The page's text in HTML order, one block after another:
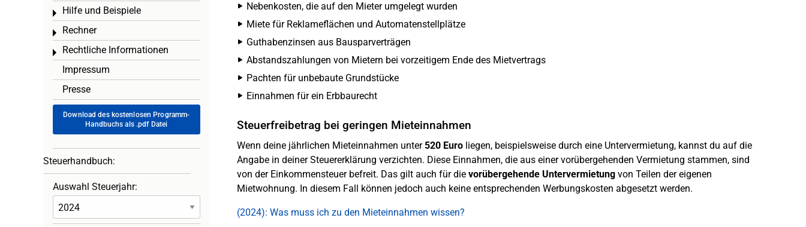
Nebenkosten, die auf den Mieter umgelegt wurden
Miete für Reklameflächen und Automatenstellplätze
Guthabenzinsen aus Bausparverträgen
Abstandszahlungen von Mietern bei vorzeitigem Ende des Mietvertrags
Pachten für unbebaute Grundstücke
Einnahmen für ein Erbbaurecht
Steuerfreibetrag bei geringen Mieteinnahmen
Wenn deine jährlichen Mieteinnahmen unter520 Euroliegen, beispielsweise durch eine Untervermietung, kannst du auf die
Angabe in deiner Steuererklärung verzichten. Diese Einnahmen, die aus einer vorübergehenden Vermietung stammen, sind
von der Einkommensteuer befreit. Das gilt auch für die vorübergehende Untervermietungvon Teilen der eigenen
Mietwohnung. In diesem Fall können jedoch auch keine entsprechenden Werbungskosten abgesetzt werden.
(2024): Was muss ich zu den Mieteinnahmen wissen?
Hilfe und Beispiele
Toggle menu
Rechner
Toggle menu
Rechtliche Informationen
Toggle menu
Impressum
Presse
Download des kostenlosen Programm-
Handbuchs als .pdf Datei
Steuerhandbuch:
Auswahl Steuerjahr: